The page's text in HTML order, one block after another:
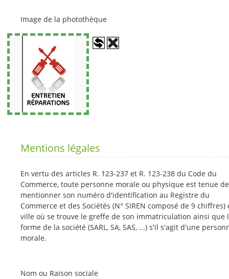
Image de la photothèque
Mentions légales
En vertu des articles R. 123-237 et R. 123-238 du Code du
Commerce, toute personne morale ou physique est tenue de
mentionner son numéro d'identification au Registre du
Commerce et des Sociétés (N° SIREN composé de 9 chiffres)
ville où se trouve le greffe de son immatriculation ainsi que
forme de la société (SARL, SA, SAS, ...) s'il s'agit d'une
morale.
Nom ou Raison sociale